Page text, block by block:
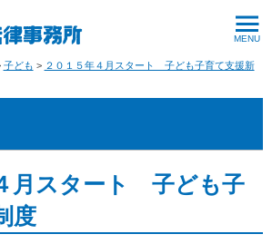
子ども
２０１５年４月スタート 子ども子育て支援新
月スタート 子ども子
度